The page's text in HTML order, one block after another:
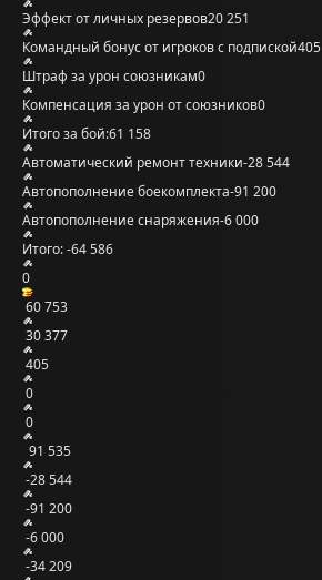
Эффект от личных резервов20 251
Командный бонус от игроков с подпиской405
Штраф за урон союзникам0
Компенсация за урон от союзников0
Итого за бой:61 158
Автоматический ремонт техники-28 544
Автопополнение боекомплекта-91 200
Автопополнение снаряжения-6 000
Итого:-64 586
0
60 753
30 377
405
0
0
91 535
-28 544
-91 200
-6 000
-34 209